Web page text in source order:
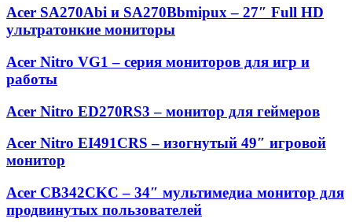
Acer SA270Abi и SA270Bbmipux – 27″ Full HD
ультратонкие мониторы
Acer Nitro VG1 – серия мониторов для игр и
работы
Acer Nitro ED270RS3 – монитор для геймеров
Acer Nitro EI491CRS – изогнутый 49″ игровой
монитор
Acer CB342CKC – 34″ мультимедиа монитор для
продвинутых пользователей